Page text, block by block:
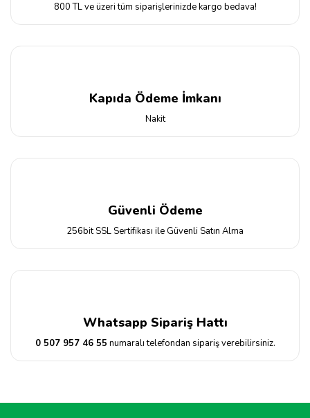
800 TL ve üzeri tüm siparişlerinizde kargo bedava!
Kapıda Ödeme İmkanı
Nakit
Güvenli Ödeme
256bit SSL Sertifikası ile Güvenli Satın Alma
Whatsapp Sipariş Hattı
0 507 957 46 55 numaralı telefondan sipariş verebilirsiniz.